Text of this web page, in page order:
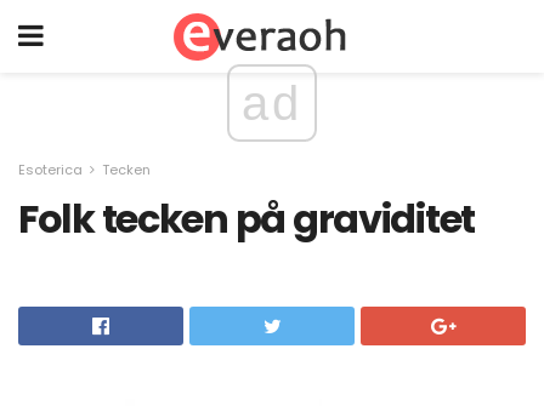
ad
Esoterica Tecken
Folk tecken på graviditet